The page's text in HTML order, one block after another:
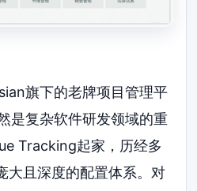
旗下的老牌项目管理平
是复杂软件研发领域的重
Tracking起家，历经多
大且深度的配置体系。对